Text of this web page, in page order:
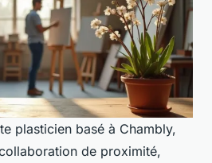
plasticien basé à Chambly,
de proximité,